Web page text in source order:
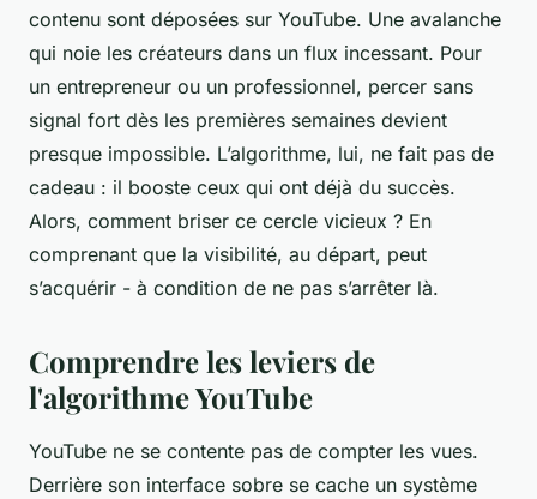
contenu sont déposées sur YouTube. Une avalanche
qui noie les créateurs dans un flux incessant. Pour
un entrepreneur ou un professionnel, percer sans
signal fort dès les premières semaines devient
presque impossible. L’algorithme, lui, ne fait pas de
cadeau : il booste ceux qui ont déjà du succès.
Alors, comment briser ce cercle vicieux ? En
comprenant que la visibilité, au départ, peut
s’acquérir - à condition de ne pas s’arrêter là.
Comprendre les leviers de
l'algorithme YouTube
YouTube ne se contente pas de compter les vues.
Derrière son interface sobre se cache un système